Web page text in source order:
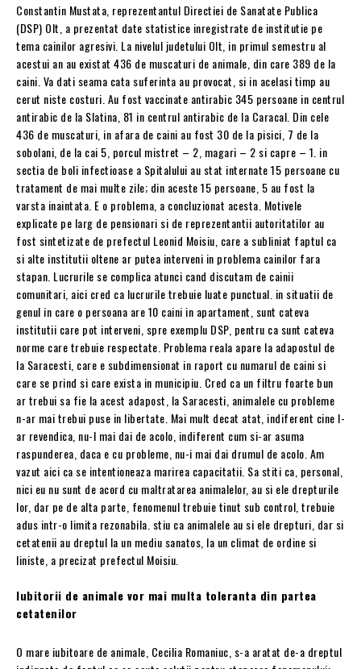
Constantin Mustata, reprezentantul Directiei de Sanatate Publica
(DSP) Olt, a prezentat date statistice inregistrate de institutie pe
tema cainilor agresivi. La nivelul judetului Olt, in primul semestru al
acestui an au existat 436 de muscaturi de animale, din care 389 de la
caini. Va dati seama cata suferinta au provocat, si in acelasi timp au
cerut niste costuri. Au fost vaccinate antirabic 345 persoane in centrul
antirabic de la Slatina, 81 in centrul antirabic de la Caracal. Din cele
436 de muscaturi, in afara de caini au fost 30 de la pisici, 7 de la
sobolani, de la cai 5, porcul mistret – 2, magari – 2 si capre – 1. in
sectia de boli infectioase a Spitalului au stat internate 15 persoane cu
tratament de mai multe zile; din aceste 15 persoane, 5 au fost la
varsta inaintata. E o problema, a concluzionat acesta. Motivele
explicate pe larg de pensionari si de reprezentantii autoritatilor au
fost sintetizate de prefectul Leonid Moisiu, care a subliniat faptul ca
si alte institutii oltene ar putea interveni in problema cainilor fara
stapan. Lucrurile se complica atunci cand discutam de cainii
comunitari, aici cred ca lucrurile trebuie luate punctual. in situatii de
genul in care o persoana are 10 caini in apartament, sunt cateva
institutii care pot interveni, spre exemplu DSP, pentru ca sunt cateva
norme care trebuie respectate. Problema reala apare la adapostul de
la Saracesti, care e subdimensionat in raport cu numarul de caini si
care se prind si care exista in municipiu. Cred ca un filtru foarte bun
ar trebui sa fie la acest adapost, la Saracesti, animalele cu probleme
n-ar mai trebui puse in libertate. Mai mult decat atat, indiferent cine l-
ar revendica, nu-l mai dai de acolo, indiferent cum si-ar asuma
raspunderea, daca e cu probleme, nu-i mai dai drumul de acolo. Am
vazut aici ca se intentioneaza marirea capacitatii. Sa stiti ca, personal,
nici eu nu sunt de acord cu maltratarea animalelor, au si ele drepturile
lor, dar pe de alta parte, fenomenul trebuie tinut sub control, trebuie
adus intr-o limita rezonabila. stiu ca animalele au si ele drepturi, dar si
cetatenii au dreptul la un mediu sanatos, la un climat de ordine si
liniste, a precizat prefectul Moisiu.
Iubitorii de animale vor mai multa toleranta din partea
cetatenilor
O mare iubitoare de animale, Cecilia Romaniuc, s-a aratat de-a dreptul